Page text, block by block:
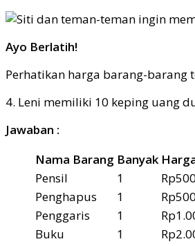
Ayo Berlatih!
Perhatikan harga barang-barang
4. Leni memiliki 10 keping uang
Jawaban :
Nama Barang Banyak
Pensil
1 Rp500
Penghapus
1 Rp500
Penggaris
1
Buku
1